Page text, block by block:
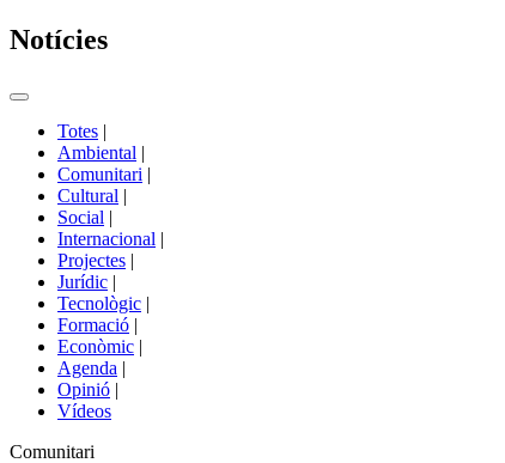
Notícies
Commutador
portals
Totes |
Ambiental |
Comunitari |
Cultural |
Social |
Internacional |
Projectes |
Jurídic |
Tecnològic |
Formació |
Econòmic |
Agenda |
Opinió |
Vídeos
Àmbit
Comunitari